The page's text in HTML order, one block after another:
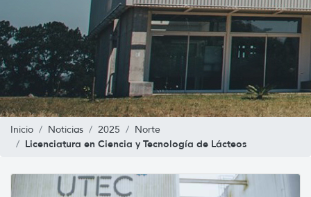
Inicio Noticias 2025 Norte
Licenciatura en Ciencia y Tecnología de Lácteos